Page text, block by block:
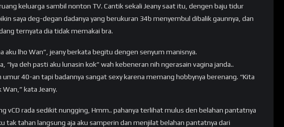
keluarga sambil nonton TV. Cantik sekali Jeany saat itu, dengen baju tidur
saya deg-degan dadanya yang berukuran 34b menyembul dibalik gaunnya, dan
ternyata dia tidak memakai bra.
aku lho Wan”, jeany berkata begitu dengen senyum manisnya.
“Iya deh pasti aku lunasin kok” wah kebeneran nih ngerasain vagina janda..
40-an tapi badannya sangat sexy karena memang hobbynya berenang. “Kita
kata Jeany.
vCD rada sedikit nungging, Hmm.. pahanya terlihat mulus den belahan pantatnya
tak tahan langsung aja aku samperin dan menjilat belahan pantatnya dari